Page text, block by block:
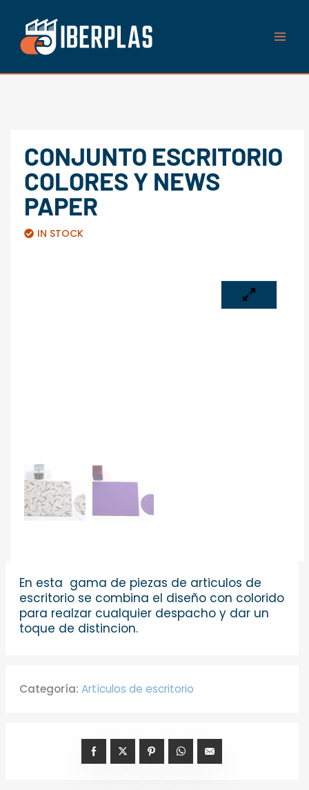
contenido
CONJUNTO ESCRITORIO
COLORES Y NEWS
PAPER
IN STOCK
En esta gama de piezas de articulos de
escritorio se combina el diseño con colorido
para realzar cualquier despacho y dar un
toque de distincion.
Categoría: Artículos de escritorio